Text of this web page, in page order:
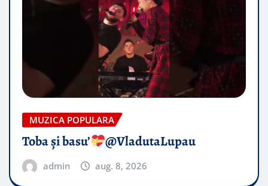
MUZICA POPULARA
Toba și basu’ @VladutaLupau
admin aug. 8, 2026